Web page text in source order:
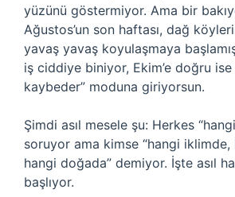
yüzünü göstermiyor. Ama bir
Ağustos’un son haftası, dağ
yavaş yavaş koyulaşmaya
iş ciddiye biniyor, Ekim’e doğru ise
kaybeder” moduna giriyorsun.
Şimdi asıl mesele şu: Herkes
soruyor ama kimse “hangi iklimde,
hangi doğada” demiyor. İşte asıl
başlıyor.